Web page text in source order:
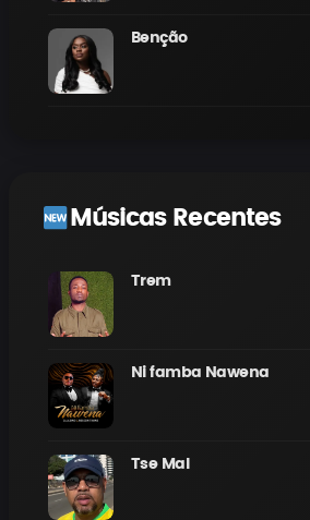
Benção
Músicas Recentes
Trem
Ni famba Nawena
Tse Mal